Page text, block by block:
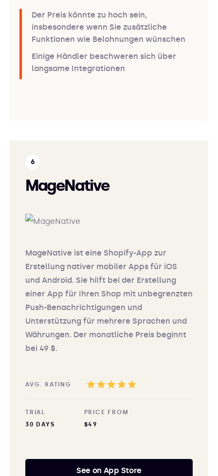
Der Preis könnte zu hoch sein,
insbesondere wenn Sie zusätzliche
Funktionen wie Belohnungen wünschen
Einige Händler beschweren sich über
langsame Integrationen
MageNative
MageNative ist eine Shopify-App zur
Erstellung nativer mobiler Apps für iOS
und Android. Sie hilft bei der Erstellung
einer App für Ihren Shop mit unbegrenzten
Push-Benachrichtigungen und
Unterstützung für mehrere Sprachen und
Währungen. Der monatliche Preis beginnt
bei 49 $.
AVG. RATING
TRIAL
30 DAYS
PRICE FROM
$49
See on App Store